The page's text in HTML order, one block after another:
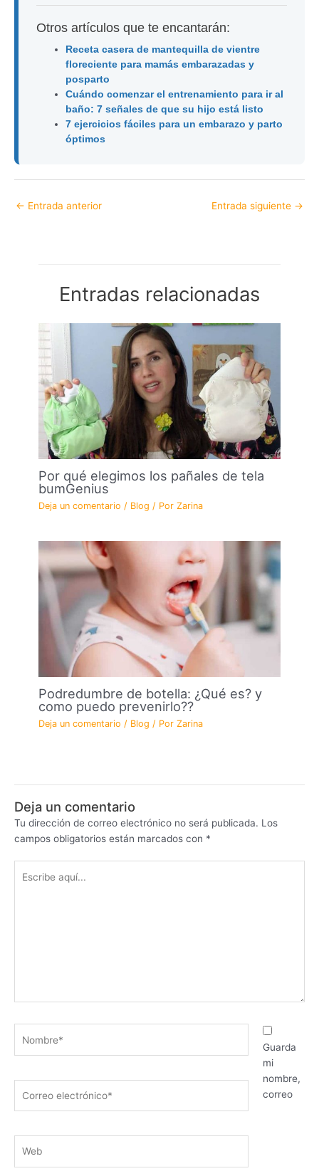
Otros artículos que te encantarán:
Receta casera de mantequilla de vientre
floreciente para mamás embarazadas y
posparto
Cuándo comenzar el entrenamiento para ir al
baño: 7 señales de que su hijo está listo
7 ejercicios fáciles para un embarazo y parto
óptimos
← Entrada anterior Entrada siguiente →
Entradas relacionadas
Por qué elegimos los pañales de tela
bumGenius
Deja un comentario / Blog / PorZarina
Podredumbre de botella: ¿Qué es? y
como puedo prevenirlo??
Deja un comentario / Blog / PorZarina
Deja un comentario
Tu dirección de correo electrónico no será publicada. Los
campos obligatorios están marcados con *
aquí...
electrónico*
Guarda
mi
nombre,
correo